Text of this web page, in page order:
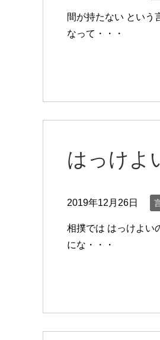
間が持たない とい
なって・・・
はっけよ
2019年12月26日
相撲では はっけよい
にな・・・